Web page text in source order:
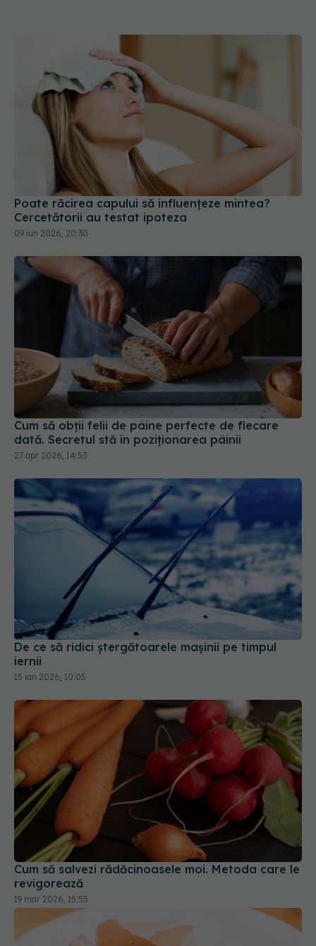
Poate răcirea capului să influențeze mintea?
Cercetătorii au testat ipoteza
09 iun 2026, 20:30
Cum să obții felii de pâine perfecte de fiecare
dată. Secretul stă în poziționarea pâinii
27 apr 2026, 14:53
De ce să ridici ștergătoarele mașinii pe timpul
iernii
15 ian 2026, 10:05
Cum să salvezi rădăcinoasele moi. Metoda care le
revigorează
19 mar 2026, 15:55